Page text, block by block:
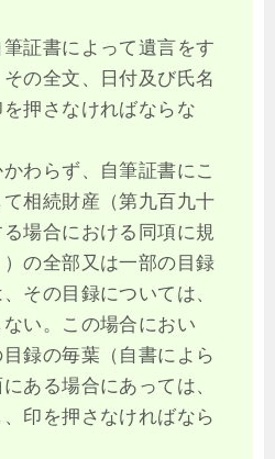
証書によって遺言をす
の全文、日付及び氏名
押さなければならな
わらず、自筆証書にこ
相続財産（第九百九十
場合における同項に規
の全部又は一部の目録
その目録については、
い。この場合におい
録の毎葉（自書によら
ある場合にあっては、
印を押さなければなら